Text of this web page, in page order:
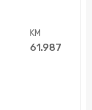
KM
61.987